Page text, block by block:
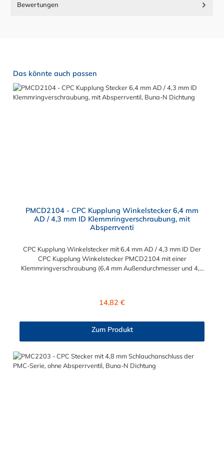
Bewertungen
Produktgalerie überspringen
Das könnte auch passen
PMCD2104 - CPC Kupplung Winkelstecker 6,4 mm
AD / 4,3 mm ID Klemmringverschraubung, mit
Absperrventi
CPC Kupplung Winkelstecker mit 6,4 mm AD / 4,3 mm ID Der
CPC Kupplung Winkelstecker PMCD2104 mit einer
Klemmringverschraubung (6,4 mm Außendurchmesser und 4,3
mit dem O-Ring, hat ein Maß von ≈ 7,9 mm. Sie können diesen
MC- Serie kombinieren.
Regulärer Preis:
14,82 €
Zum Produkt